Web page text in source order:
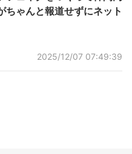
ちゃんと報道せずにネット
2025/12/07 07:49:39